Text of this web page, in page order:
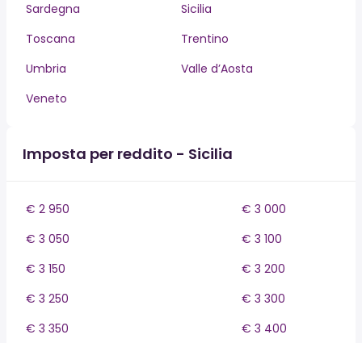
Sardegna
Sicilia
Toscana
Trentino
Umbria
Valle d’Aosta
Veneto
Imposta per reddito - Sicilia
€ 2 950
€ 3 000
€ 3 050
€ 3 100
€ 3 150
€ 3 200
€ 3 250
€ 3 300
€ 3 350
€ 3 400